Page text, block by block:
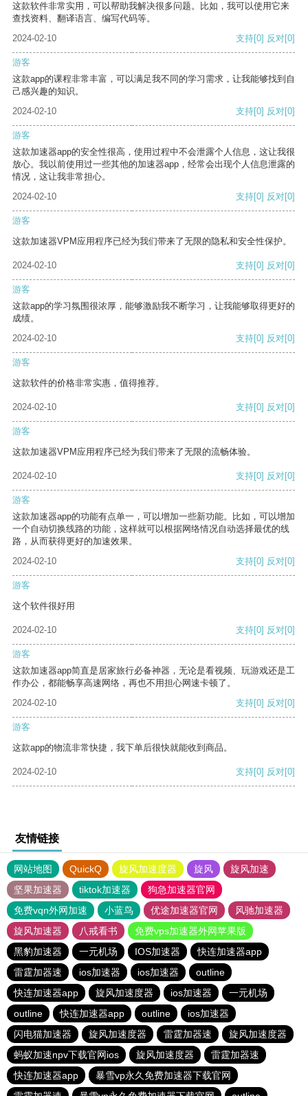
这款软件非常实用，可以帮助我解决很多问题。比如，我可以使用它来
查找资料、翻译语言、编写代码等。
2024-02-10
支持[0] 反对[0]
游客
这款app的课程非常丰富，可以满足我不同的学习需求，让我能够找到自
己感兴趣的知识。
2024-02-10
支持[0] 反对[0]
游客
这款加速器app的安全性很高，使用过程中不会泄露个人信息，这让我很
放心。我以前使用过一些其他的加速器app，经常会出现个人信息泄露的
情况，这让我非常担心。
2024-02-10
支持[0] 反对[0]
游客
这款加速器VPM应用程序已经为我们带来了无限的隐私和安全性保护。
2024-02-10 支持[0] 反对[0]
游客
这款app的学习氛围很浓厚，能够激励我不断学习，让我能够取得更好的
成绩。
2024-02-10
支持[0] 反对[0]
游客
这款软件的价格非常实惠，值得推荐。
2024-02-10 支持[0] 反对[0]
游客
这款加速器VPM应用程序已经为我们带来了无限的流畅体验。
2024-02-10 支持[0] 反对[0]
游客
这款加速器app的功能有点单一，可以增加一些新功能。比如，可以增加
一个自动切换线路的功能，这样就可以根据网络情况自动选择最优的线
路，从而获得更好的加速效果。
2024-02-10
支持[0] 反对[0]
游客
这个软件很好用
2024-02-10 支持[0] 反对[0]
游客
这款加速器app简直是居家旅行必备神器，无论是看视频、玩游戏还是工
作办公，都能畅享高速网络，再也不用担心网速卡顿了。
2024-02-10
支持[0] 反对[0]
游客
这款app的物流非常快捷，我下单后很快就能收到商品。
2024-02-10 支持[0] 反对[0]
友情链接
网站地图 QuickQ 旋风加速度器 旋风
旋风加速
坚果加速器
tiktok加速器
狗急加速器官网
免费vqn外网加速
小蓝鸟 优途加速器官网
风驰加速器
旋风加速器
八戒看书
免费vps加速器外网苹果版
黑豹加速器
一元机场 IOS加速器
快连加速器app
雷霆加器速
ios加速器 ios加速器
outline
快连加速器app
旋风加速度器 ios加速器
一元机场
outline
快连加速器app outline
ios加速器
闪电猫加速器
旋风加速度器 雷霆加器速
旋风加速度器
蚂蚁加速npv下载官网ios
旋风加速度器
雷霆加器速
快连加速器app
暴雪vp永久免费加速器下载官网